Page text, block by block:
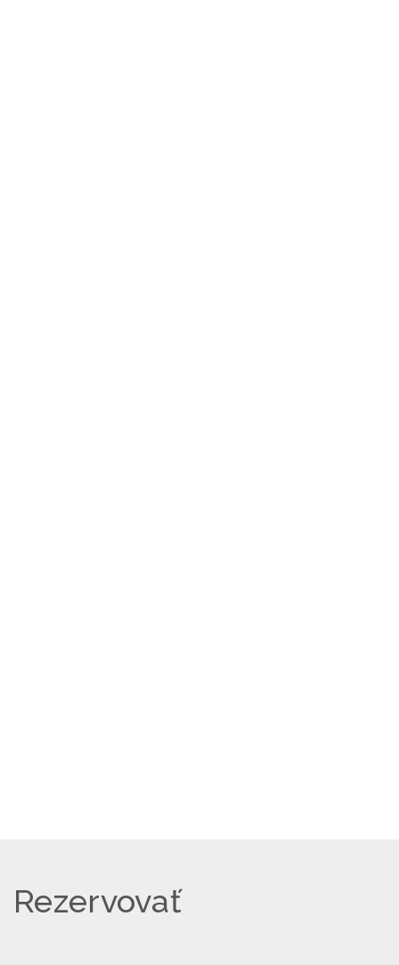
Rezervovať